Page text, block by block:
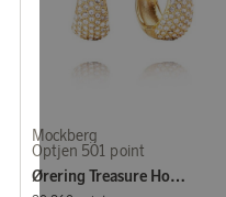
Mockberg
Optjen 501 point
Ørering Treasure Hoops Medium